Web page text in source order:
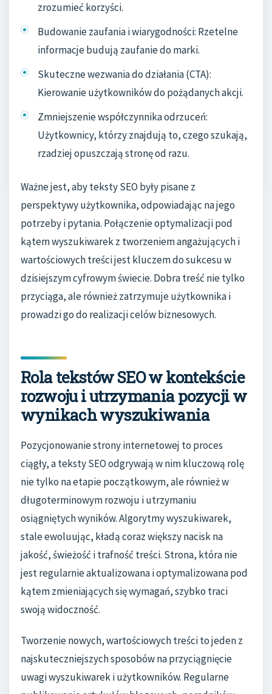
zrozumieć korzyści.
Budowanie zaufania i wiarygodności: Rzetelne
informacje budują zaufanie do marki.
Skuteczne wezwania do działania (CTA):
Kierowanie użytkowników do pożądanych akcji.
Zmniejszenie współczynnika odrzuceń:
Użytkownicy, którzy znajdują to, czego szukają,
rzadziej opuszczają stronę od razu.
Ważne jest, aby teksty SEO były pisane z
perspektywy użytkownika, odpowiadając na jego
potrzeby i pytania. Połączenie optymalizacji pod
kątem wyszukiwarek z tworzeniem angażujących i
wartościowych treści jest kluczem do sukcesu w
dzisiejszym cyfrowym świecie. Dobra treść nie tylko
przyciąga, ale również zatrzymuje użytkownika i
prowadzi go do realizacji celów biznesowych.
Rola tekstów SEO w kontekście
rozwoju i utrzymania pozycji w
wynikach wyszukiwania
Pozycjonowanie strony internetowej to proces
ciągły, a teksty SEO odgrywają w nim kluczową rolę
nie tylko na etapie początkowym, ale również w
długoterminowym rozwoju i utrzymaniu
osiągniętych wyników. Algorytmy wyszukiwarek,
stale ewoluując, kładą coraz większy nacisk na
jakość, świeżość i trafność treści. Strona, która nie
jest regularnie aktualizowana i optymalizowana pod
kątem zmieniających się wymagań, szybko traci
swoją widoczność.
Tworzenie nowych, wartościowych treści to jeden z
najskuteczniejszych sposobów na przyciągnięcie
uwagi wyszukiwarek i użytkowników. Regularne